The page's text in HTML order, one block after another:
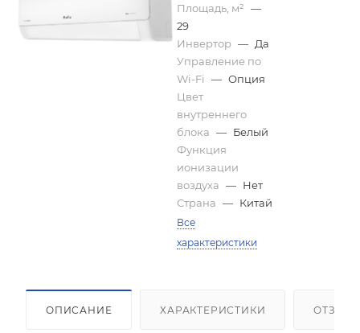
Площадь, м² —
29
Инвертор — Да
Управление по
Wi-Fi
— Опция
Цвет
внутреннего
блока — Белый
Функция
ионизации
воздуха — Нет
Страна — Китай
Все
характеристики
ОПИСАНИЕ ХАРАКТЕРИСТИКИ